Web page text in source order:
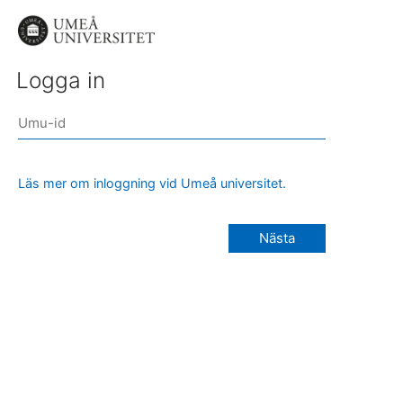
Logga in
Läs mer om inloggning vid Umeå universitet.
Nästa